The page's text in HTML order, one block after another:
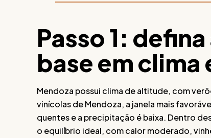
Passo 1:
base em
Mendoza possui clima de altitude, com
vinícolas de Mendoza, a janela mais
quentes e a precipitação é baixa. Dentro
o equilíbrio ideal, com calor moderado,